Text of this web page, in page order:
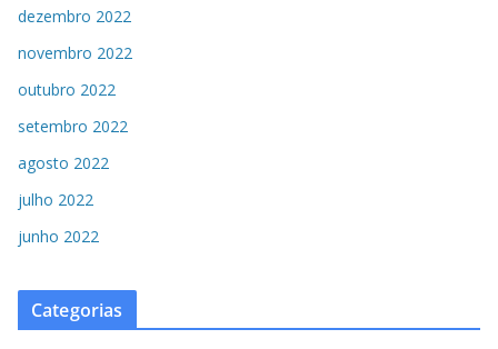
dezembro 2022
novembro 2022
outubro 2022
setembro 2022
agosto 2022
julho 2022
junho 2022
Categorias